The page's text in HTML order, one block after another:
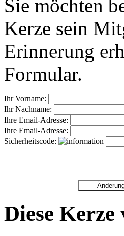
Sie möchten
Kerze sein
Erinnerung
Formular.
Ihr Vorname:
Ihr Nachname:
Ihre Email-Adresse:
Ihre Email-Adresse:
Sicherheitscode:
Diese